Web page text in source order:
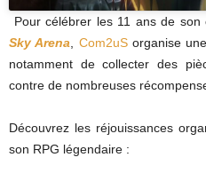
Pour célébrer les 11 ans de son
Sky Arena
Com2uSorganise
notamment de collecter des
contre de nombreuses
Découvrez les réjouissances
son RPG légendaire :